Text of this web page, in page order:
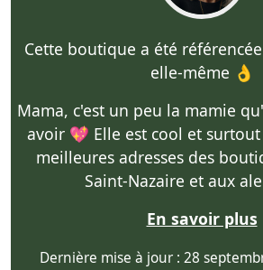
Cette boutique a été
elle-même 👌
Mama, c'est un peu la mamie
avoir 💖 Elle est cool et
meilleures adresses des
Saint-Nazaire et aux
En savoir plus
Dernière mise à jour : 28